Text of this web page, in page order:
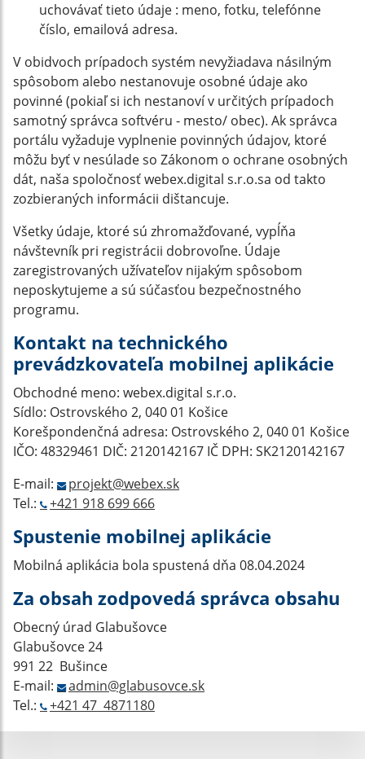
uchovávať tieto údaje : meno, fotku, telefónne
číslo, emailová adresa.
V obidvoch prípadoch systém nevyžiadava násilným
spôsobom alebo nestanovuje osobné údaje ako
povinné (pokiaľ si ich nestanoví v určitých prípadoch
samotný správca softvéru - mesto/ obec). Ak správca
portálu vyžaduje vyplnenie povinných údajov, ktoré
môžu byť v nesúlade so Zákonom o ochrane osobných
dát, naša spoločnosť webex.digital s.r.o.sa od takto
zozbieraných informácii dištancuje.
Všetky údaje, ktoré sú zhromažďované, vypĺňa
návštevník pri registrácii dobrovoľne. Údaje
zaregistrovaných užívateľov nijakým spôsobom
neposkytujeme a sú súčasťou bezpečnostného
programu.
Kontakt na technického
prevádzkovateľa mobilnej aplikácie
Obchodné meno: webex.digital s.r.o.
Sídlo: Ostrovského 2, 040 01 Košice
Korešpondenčná adresa: Ostrovského 2, 040 01 Košice
IČO: 48329461 DIČ: 2120142167 IČ DPH: SK2120142167
E-mail:
projekt@webex.sk
Tel.:
+421 918 699 666
Spustenie mobilnej aplikácie
Mobilná aplikácia bola spustená dňa 08.04.2024
Za obsah zodpovedá správca obsahu
Obecný úrad Glabušovce
Glabušovce 24
991 22 Bušince
E-mail:
admin@glabusovce.sk
Tel.:
+421 47 4871180